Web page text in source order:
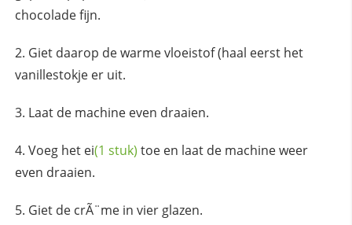
chocolade fijn.
Giet daarop de warme vloeistof (haal eerst het
vanillestokje er uit.
Laat de machine even draaien.
Voeg het ei(1 stuk) toe en laat de machine weer
even draaien.
Giet de crÃ¨me in vier glazen.